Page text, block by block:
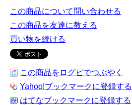
この商品について問い合わせる
この商品を友達に教える
買い物を続ける
この商品をログピでつぶやく
Yahoo!ブックマークに登録する
はてなブックマークに登録する